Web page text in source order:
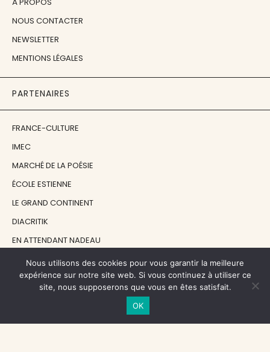
NOUS CONTACTER
NEWSLETTER
MENTIONS LÉGALES
PARTENAIRES
FRANCE-CULTURE
IMEC
MARCHÉ DE LA POÉSIE
ÉCOLE ESTIENNE
LE GRAND CONTINENT
DIACRITIK
EN ATTENDANT NADEAU
NOS SOUTIENS
Nous utilisons des cookies pour vous garantir la meilleure
expérience sur notre site web. Si vous continuez à utiliser ce
site, nous supposerons que vous en êtes satisfait.
OK